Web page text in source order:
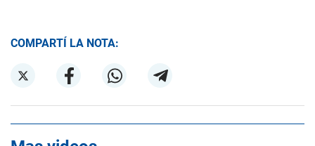
COMPARTÍ LA NOTA: